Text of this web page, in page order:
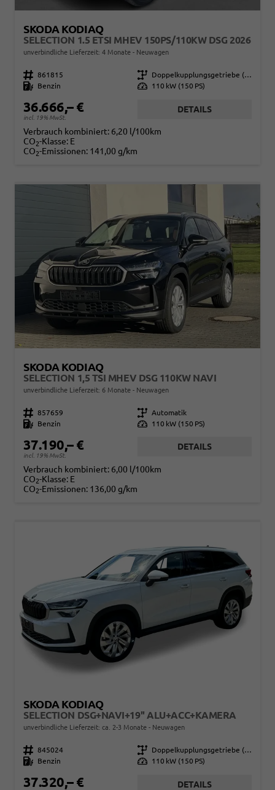
SKODA KODIAQ
SELECTION 1.5 ETSI MHEV 150PS/110KW DSG 2026
unverbindliche Lieferzeit: 4 Monate Neuwagen
Fahrzeugnr. 861815 Getriebe
Doppelkupplungsgetriebe (DSG)
Kraftstoff
Benzin Leistung 110 kW (150 PS)
36.666,– €
incl. 19% MwSt.
DETAILS
Verbrauch kombiniert: 6,20 l/100km
CO2-Klasse: E
CO2-Emissionen: 141,00 g/km
SKODA KODIAQ
SELECTION 1,5 TSI MHEV DSG 110KW NAVI
unverbindliche Lieferzeit: 6 Monate Neuwagen
Fahrzeugnr. 857659 Getriebe Automatik
Kraftstoff
Benzin Leistung 110 kW (150 PS)
37.190,– €
incl. 19% MwSt.
DETAILS
Verbrauch kombiniert: 6,00 l/100km
CO2-Klasse: E
CO2-Emissionen: 136,00 g/km
SKODA KODIAQ
SELECTION DSG+NAVI+19'' ALU+ACC+KAMERA
unverbindliche Lieferzeit: ca. 2-3 Monate Neuwagen
Fahrzeugnr. 845024 Getriebe
Doppelkupplungsgetriebe (DSG)
Kraftstoff
Benzin Leistung 110 kW (150 PS)
37.320,– € DETAILS